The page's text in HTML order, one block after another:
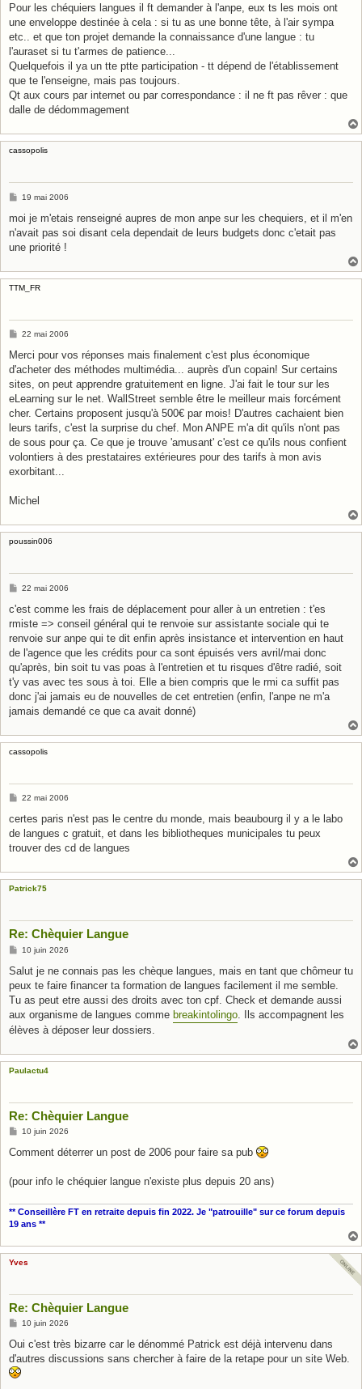
s
a
g
Pour les chéquiers langues il ft demander à l'anpe, eux ts les mois ont
une enveloppe destinée à cela : si tu as une bonne tête, à l'air sympa
etc.. et que ton projet demande la connaissance d'une langue : tu
l'auraset si tu t'armes de patience...
Quelquefois il ya un tte ptte participation - tt dépend de l'établissement
que te l'enseigne, mais pas toujours.
Qt aux cours par internet ou par correspondance : il ne ft pas rêver : que
dalle de dédommagement
cassopolis
M
s
a
g
19 mai 2006
moi je m'etais renseigné aupres de mon anpe sur les chequiers, et il m'en
n'avait pas soi disant cela dependait de leurs budgets donc c'etait pas
une priorité !
TTM_FR
M
s
a
g
22 mai 2006
Merci pour vos réponses mais finalement c'est plus économique
d'acheter des méthodes multimédia... auprès d'un copain! Sur certains
sites, on peut apprendre gratuitement en ligne. J'ai fait le tour sur les
eLearning sur le net. WallStreet semble être le meilleur mais forcément
cher. Certains proposent jusqu'à 500€ par mois! D'autres cachaient bien
leurs tarifs, c'est la surprise du chef. Mon ANPE m'a dit qu'ils n'ont pas
de sous pour ça. Ce que je trouve 'amusant' c'est ce qu'ils nous confient
volontiers à des prestataires extérieures pour des tarifs à mon avis
exorbitant...
Michel
poussin006
M
s
a
g
22 mai 2006
c'est comme les frais de déplacement pour aller à un entretien : t'es
rmiste => conseil général qui te renvoie sur assistante sociale qui te
renvoie sur anpe qui te dit enfin après insistance et intervention en haut
de l'agence que les crédits pour ca sont épuisés vers avril/mai donc
qu'après, bin soit tu vas poas à l'entretien et tu risques d'être radié, soit
t'y vas avec tes sous à toi. Elle a bien compris que le rmi ca suffit pas
donc j'ai jamais eu de nouvelles de cet entretien (enfin, l'anpe ne m'a
jamais demandé ce que ca avait donné)
cassopolis
M
s
a
g
22 mai 2006
certes paris n'est pas le centre du monde, mais beaubourg il y a le labo
de langues c gratuit, et dans les bibliotheques municipales tu peux
trouver des cd de langues
Patrick75
Re: Chèquier Langue
M
s
a
g
10 juin 2026
Salut je ne connais pas les chèque langues, mais en tant que chômeur tu
peux te faire financer ta formation de langues facilement il me semble.
Tu as peut etre aussi des droits avec ton cpf. Check et demande aussi
aux organisme de langues comme breakintolingo . Ils accompagnent les
élèves à déposer leur dossiers.
Paulactu4
Re: Chèquier Langue
M
s
g
10 juin 2026
Comment déterrer un post de 2006 pour faire sa pub
(pour info le chéquier langue n'existe plus depuis 20 ans)
** Conseillère FT en retraite depuis fin 2022. Je "patrouille" sur ce forum depuis
19 ans **
Yves
Re: Chèquier Langue
M
s
a
g
e
10 juin 2026
Oui c'est très bizarre car le dénommé Patrick est déjà intervenu dans
d'autres discussions sans chercher à faire de la retape pour un site Web.